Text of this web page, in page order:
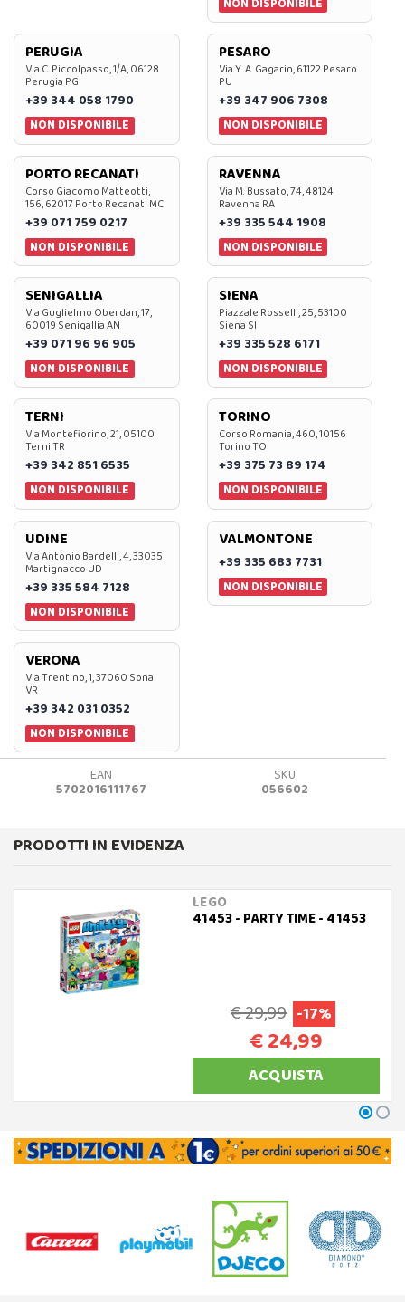
PERUGIA
Via C. Piccolpasso, 1/A, 06128
Perugia PG
+39 344 058 1790
NON DISPONIBILE
PESARO
Via Y. A. Gagarin, 61122 Pesaro
PU
+39 347 906 7308
NON DISPONIBILE
PORTO RECANATI
Corso Giacomo Matteotti,
156, 62017 Porto Recanati MC
+39 071 759 0217
NON DISPONIBILE
RAVENNA
Via M. Bussato, 74, 48124
Ravenna RA
+39 335 544 1908
NON DISPONIBILE
SENIGALLIA
Via Guglielmo Oberdan, 17,
60019 Senigallia AN
+39 071 96 96 905
NON DISPONIBILE
SIENA
Piazzale Rosselli, 25, 53100
Siena SI
+39 335 528 6171
NON DISPONIBILE
TERNI
Via Montefiorino, 21, 05100
Terni TR
+39 342 851 6535
NON DISPONIBILE
TORINO
Corso Romania, 460, 10156
Torino TO
+39 375 73 89 174
NON DISPONIBILE
UDINE
Via Antonio Bardelli, 4, 33035
Martignacco UD
+39 335 584 7128
NON DISPONIBILE
VALMONTONE
+39 335 683 7731
NON DISPONIBILE
VERONA
Via Trentino, 1, 37060 Sona
VR
+39 342 031 0352
NON DISPONIBILE
EAN
5702016111767
SKU
056602
PRODOTTI IN EVIDENZA
LEGO
41453 - PARTY TIME - 41453
€ 29,99 -17%
€ 24,99
ACQUISTA